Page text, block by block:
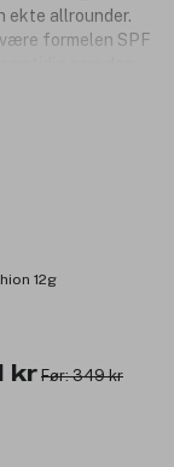
ekte allrounder.
formelen SPF
så snart den
flere lag om
hud.
filter.
12g
kr Før: 349 kr